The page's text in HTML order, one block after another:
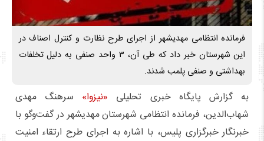
فرمانده انتظامی مهدیشهر از اجرای طرح نظارت و کنترل اصناف در
این شهرستان خبر داد که طی آن، ۳ واحد صنفی به دلیل تخلفات
بهداشتی و صنفی پلمب شدند.
به گزارش پایگاه خبری تحلیلی «نیزوا» سرهنگ مهدی
شهاب‌الدین، فرمانده انتظامی شهرستان مهدیشهر در گفت‌وگو با
خبرنگار خبرگزاری پلیس، با اشاره به اجرای طرح ارتقاء امنیت